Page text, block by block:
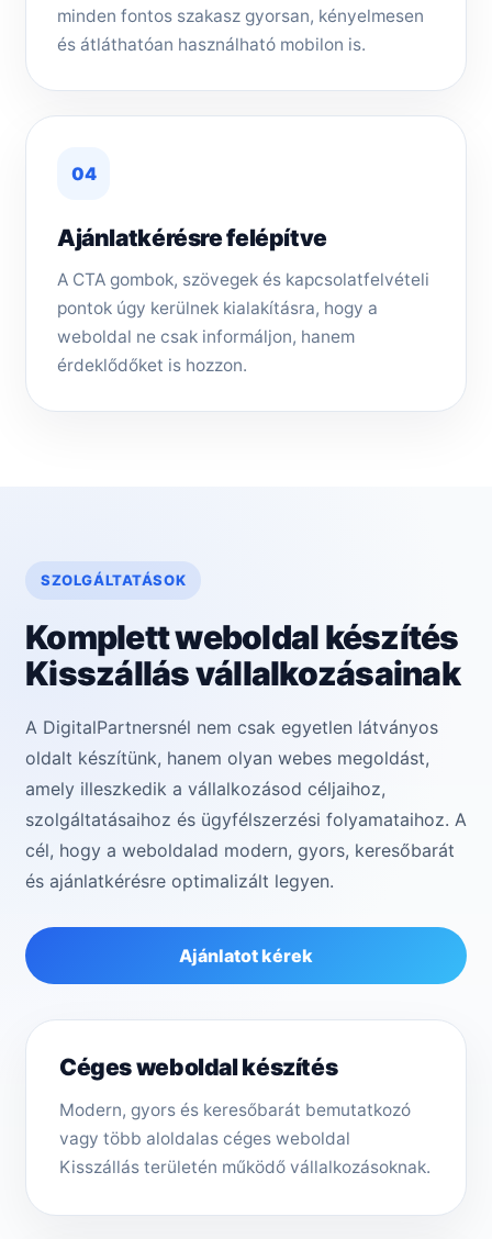
minden fontos szakasz gyorsan, kényelmesen
és átláthatóan használható mobilon is.
04
Ajánlatkérésre felépítve
A CTA gombok, szövegek és kapcsolatfelvételi
pontok úgy kerülnek kialakításra, hogy a
weboldal ne csak informáljon, hanem
érdeklődőket is hozzon.
SZOLGÁLTATÁSOK
Komplett weboldal készítés
Kisszállás vállalkozásainak
A DigitalPartnersnél nem csak egyetlen látványos
oldalt készítünk, hanem olyan webes megoldást,
amely illeszkedik a vállalkozásod céljaihoz,
szolgáltatásaihoz és ügyfélszerzési folyamataihoz. A
cél, hogy a weboldalad modern, gyors, keresőbarát
és ajánlatkérésre optimalizált legyen.
Ajánlatot kérek
Céges weboldal készítés
Modern, gyors és keresőbarát bemutatkozó
vagy több aloldalas céges weboldal
Kisszállás területén működő vállalkozásoknak.